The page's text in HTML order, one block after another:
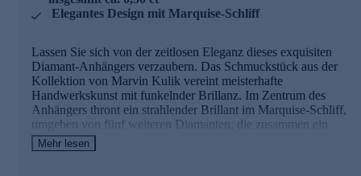
Elegantes Design mit Marquise-Schliff
Lassen Sie sich von der zeitlosen Eleganz dieses exquisiten
Diamant-Anhängers verzaubern. Das Schmuckstück aus der
Kollektion von Marvin Kulik vereint meisterhafte
Handwerkskunst mit funkelnder Brillanz. Im Zentrum des
Anhängers thront ein strahlender Brillant im Marquise-Schliff,
umgeben von fünf weiteren Diamanten, die zusammen ein
Gesamtgewicht von ca. 0,50 Karat erreichen. Jeder Stein
wurde sorgfältig in einer Krappenfassung eingearbeitet, um
Mehr lesen